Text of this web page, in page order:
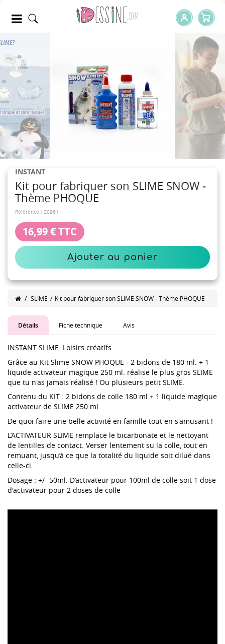
INSTANT
Kit pour fabriquer son SLIME SNOW -
Thème PHOQUE
Référence : 20961
16,99 €TTC
Ajouter au panier
/ SLIME / Kit pour fabriquer son SLIME SNOW - Thème PHOQUE
Détails Fiche technique Avis
INSTANT SLIME. Loisirs créatifs
Grâce au Kit Slime SNOW PHOQUE - 2 bidons de 180 ml. + 1
liquide activateur magique 250 ml. réalise le plus gros SLIME
que tu n'as jamais réalisé ! Ou plusieurs petit SLIME.
Contenu du KIT : 2 bidons de colle 180 ml + 1 liquide magique
activateur de SLIME 250 ml.
De quoi faire une belle activité en famille tout en s'amusant !
L’ACTIVATEUR SLIME remplace le bicarbonate et le nettoyant
de lentilles de contact. Verser lentement su la colle, tout en
remuant, jusqu’à ce que la totalité du liquide soit dilué dans
celle-ci.
Dosage : +/- 50ml. D’activateur pour 100ml de colle soit 1 dose
d'activateur pour 2 doses de colle